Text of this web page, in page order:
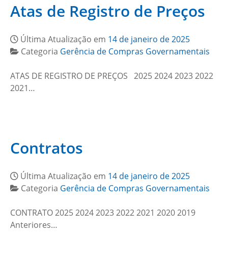
Atas de Registro de Preços
Última Atualização em 14 de janeiro de 2025
Categoria Gerência de Compras Governamentais
ATAS DE REGISTRO DE PREÇOS 2025 2024 2023 2022
2021…
Contratos
Última Atualização em 14 de janeiro de 2025
Categoria Gerência de Compras Governamentais
CONTRATO 2025 2024 2023 2022 2021 2020 2019
Anteriores…